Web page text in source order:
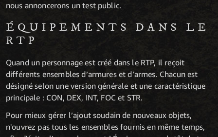
nous annoncerons un test public.
ÉQUIPEMENTS DANS LE
RTP
Quand un personnage est créé dans le RTP, il reçoit
différents ensembles d’armures et d’armes. Chacun est
désigné selon une version générale et une caractéristique
principale : CON, DEX, INT, FOC et STR.
Pour mieux gérer l’ajout soudain de nouveaux objets,
n'ouvrez pas tous les ensembles fournis en même temps,